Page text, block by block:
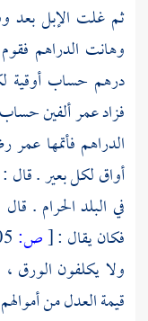
ثم غلت الإبل بعد
وهانت الدراهم فقوم
درهم حساب أوقية
فزادعمرألفين
الدراهم فأتمها عمر
أواق لكل بعير . قال :
في البلد الحرام .
فكان يقال :[ص:
ولا يكلفون الورق
قيمة العدل من